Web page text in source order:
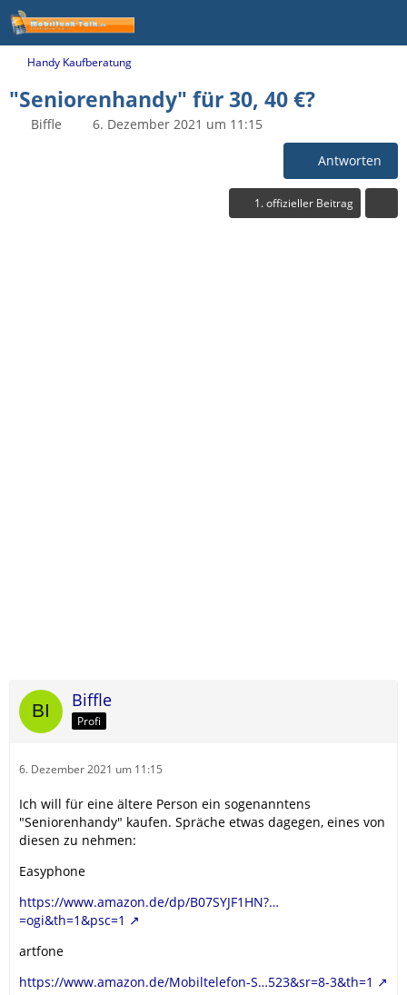
Handy Kaufberatung
"Seniorenhandy" für 30, 40 €?
Biffle 6. Dezember 2021 um 11:15
Antworten
1. offizieller Beitrag
Biffle
Profi
6. Dezember 2021 um 11:15
Ich will für eine ältere Person ein sogenanntens
"Seniorenhandy" kaufen. Spräche etwas dagegen, eines von
diesen zu nehmen:
Easyphone
https://www.amazon.de/dp/B07SYJF1HN?…
=ogi&th=1&psc=1
artfone
https://www.amazon.de/Mobiltelefon-S…523&sr=8-3&th=1